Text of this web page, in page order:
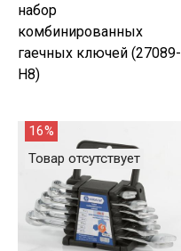
набор
комбинированных
гаечных ключей (27089-
H8)
16%
Товар отсутствует